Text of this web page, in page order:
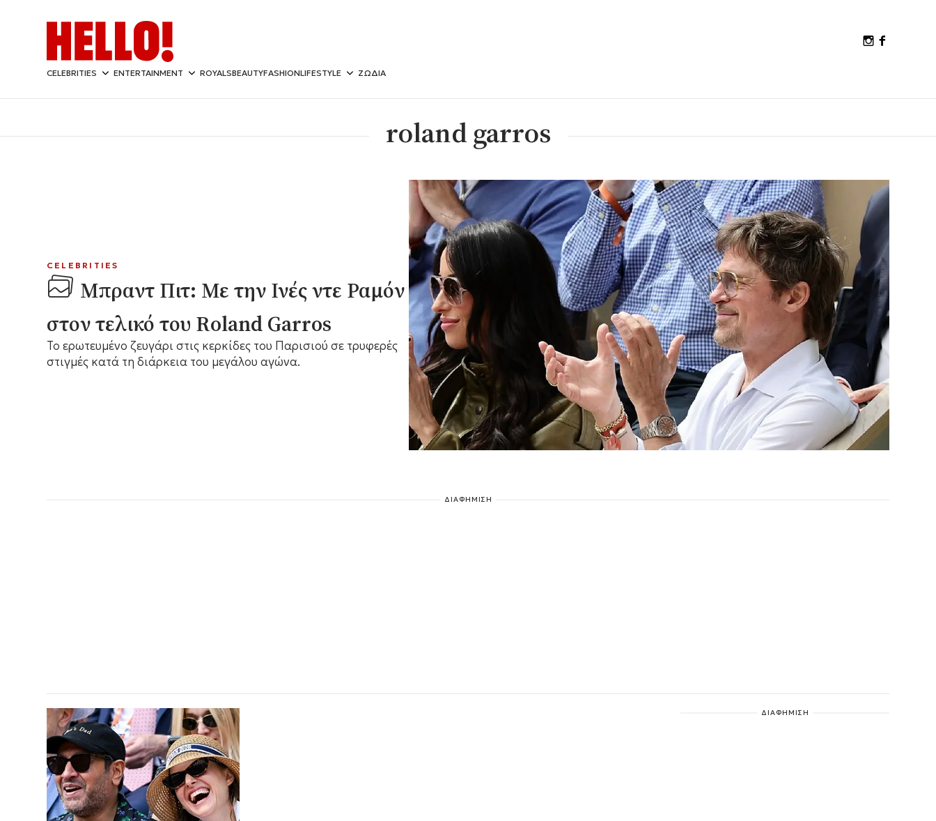
CELEBRITIES ENTERTAINMENT ROYALSBEAUTYFASHIONLIFESTYLE ΖΩΔΙΑ
roland garros
CELEBRITIES
Μπραντ Πιτ: Με την Ινές ντε Ραμόν
στον τελικό του Roland Garros
Το ερωτευμένο ζευγάρι στις κερκίδες του Παρισιού σε τρυφερές
στιγμές κατά τη διάρκεια του μεγάλου αγώνα.
ΔΙΑΦΗΜΙΣΗ
ΔΙΑΦΗΜΙΣΗ